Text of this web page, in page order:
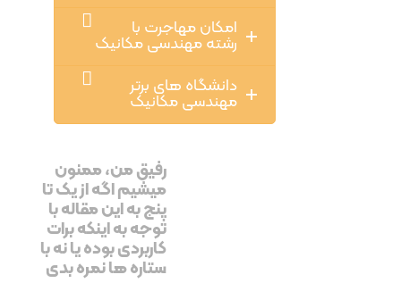
امکان مهاجرت با
رشته مهندسی مکانیک
دانشگاه های برتر
مهندسی مکانیک
رفیق من، ممنون
میشیم اگه از یک تا
پنج به این مقاله با
توجه به اینکه برات
کاربردی بوده یا نه با
ستاره ها نمره بدی